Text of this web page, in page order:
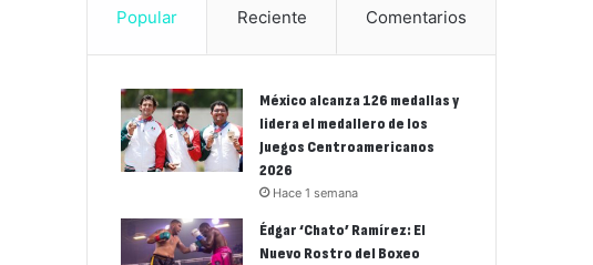
Popular Reciente Comentarios
México alcanza 126 medallas y
lidera el medallero de los
Juegos Centroamericanos
2026
Hace 1 semana
Édgar ‘Chato’ Ramírez: El
Nuevo Rostro del Boxeo